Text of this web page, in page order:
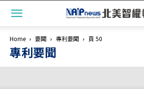
Home 要聞 專利要聞 頁 50
專利要聞